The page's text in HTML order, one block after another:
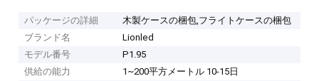
パッケージの詳細
木製ケースの梱包,フライトケースの梱包
ブランド名
Lionled
モデル番号
P1.95
供給の能力
1~200平方メートル 10-15日